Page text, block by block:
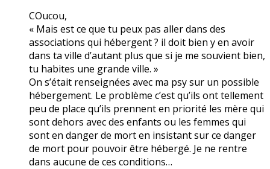
COucou,
« Mais est ce que tu peux pas aller dans des
associations qui hébergent ? il doit bien y en avoir
dans ta ville d’autant plus que si je me souvient bien,
tu habites une grande ville. »
On s’était renseignées avec ma psy sur un possible
hébergement. Le problème c’est qu’ils ont tellement
peu de place qu’ils prennent en priorité les mère qui
sont dehors avec des enfants ou les femmes qui
sont en danger de mort en insistant sur ce danger
de mort pour pouvoir être hébergé. Je ne rentre
dans aucune de ces conditions…